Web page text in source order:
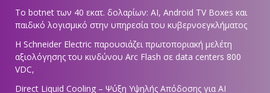
Το botnet των 40 εκατ. δολαρίων: AI, Android TV Boxes και
παιδικό λογισμικό στην υπηρεσία του κυβερνοεγκλήματος
Η Schneider Electric παρουσιάζει πρωτοποριακή μελέτη
αξιολόγησης του κινδύνου Arc Flash σε data centers 800
VDC,
Direct Liquid Cooling – Ψύξη Υψηλής Απόδοσης για AI